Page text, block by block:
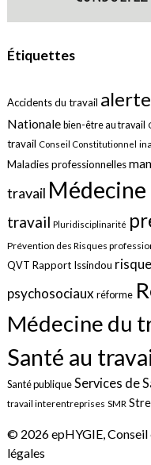
Étiquettes
Accidents du travail alerte
Nationale bien-être au travail
travail Conseil Constitutionnel
Maladies professionnelles
travail
travail Pluridisciplinarité
Prévention des Risques
QVT Rapport Issindou
psychosociaux réforme
Médecine du
Santé au
Santé publique Services de
travail interentreprises SMR
© 2026 epHYGIE, Conseil
légales